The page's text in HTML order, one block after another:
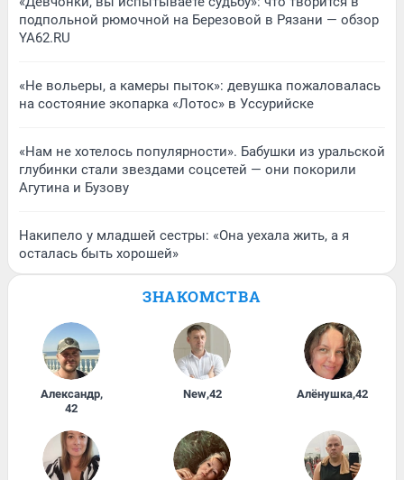
подпольной рюмочной на Березовой в Рязани — обзор
YA62.RU
«Не вольеры, а камеры пыток»: девушка пожаловалась
на состояние экопарка «Лотос» в Уссурийске
«Нам не хотелось популярности». Бабушки из уральской
глубинки стали звездами соцсетей — они покорили
Агутина и Бузову
Накипело у младшей сестры: «Она уехала жить, а я
осталась быть хорошей»
ЗНАКОМСТВА
Александр,
42
New,42 Алёнушка,42